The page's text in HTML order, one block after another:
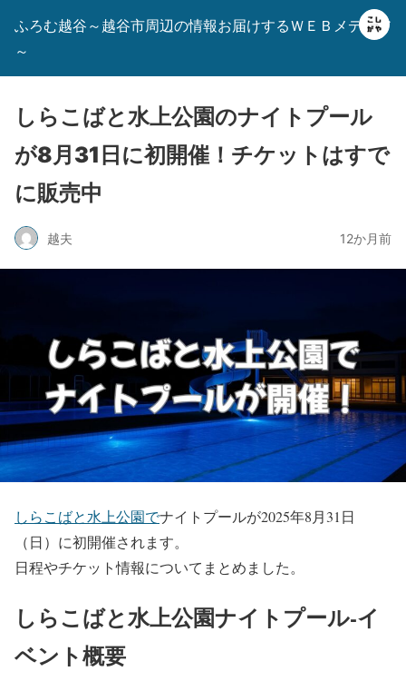
ふろむ越谷～越谷市周辺の情報お届けするＷＥＢメディア
～
しらこばと水上公園のナイトプール
が8月31日に初開催！チケットはすで
に販売中
越夫 12か月前
しらこばと水上公園でナイトプールが2025年8月31日
（日）に初開催されます。
日程やチケット情報についてまとめました。
しらこばと水上公園ナイトプール-イ
ベント概要